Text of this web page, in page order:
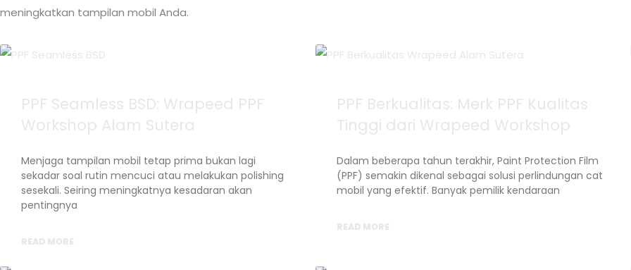
meningkatkan tampilan mobil Anda.
PPF Seamless BSD: Wrapeed PPF
Workshop Alam Sutera
Menjaga tampilan mobil tetap prima bukan lagi
sekadar soal rutin mencuci atau melakukan polishing
sesekali. Seiring meningkatnya kesadaran akan
pentingnya
READ MORE
PPF Berkualitas: Merk PPF Kualitas
Tinggi dari Wrapeed Workshop
Dalam beberapa tahun terakhir, Paint Protection Film
(PPF) semakin dikenal sebagai solusi perlindungan cat
mobil yang efektif. Banyak pemilik kendaraan
READ MORE